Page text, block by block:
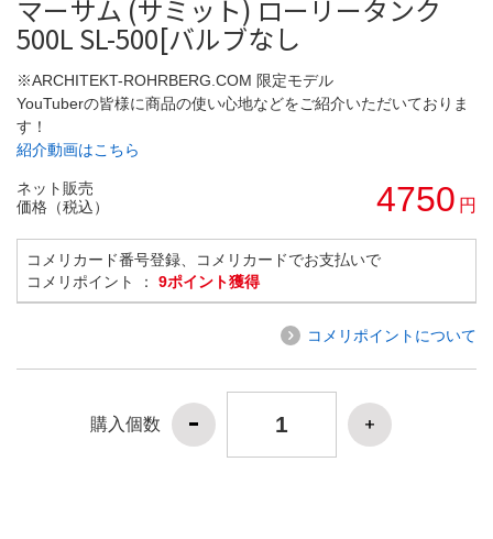
マーサム (サミット) ローリータンク
500L SL-500[バルブなし
※ARCHITEKT-ROHRBERG.COM 限定モデル
YouTuberの皆様に商品の使い心地などをご紹介いただいておりま
す！
紹介動画はこちら
ネット販売
価格（税込）
4750 円
コメリカード番号登録、コメリカードでお支払いで
コメリポイント ： 9ポイント獲得
コメリポイントについて
購入個数